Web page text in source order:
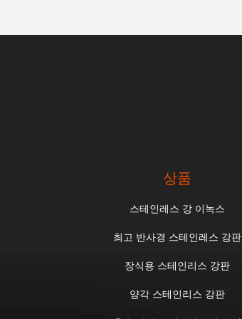
상품
스테인레스 강 이녹스
최고 반사경 스테인레스 강판
장식용 스테인리스 강판
양각 스테인리스 강판